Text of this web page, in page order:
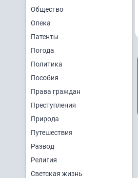
Общество
Опека
Патенты
Погода
Политика
Пособия
Права граждан
Преступления
Природа
Путешествия
Развод
Религия
Светская жизнь